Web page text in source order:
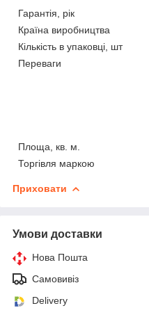
Гарантія, рік
Країна виробництва
Кількість в упаковці, шт
Переваги
Площа, кв. м.
Торгівля маркою
Приховати
Умови доставки
Нова Пошта
Самовивіз
Delivery